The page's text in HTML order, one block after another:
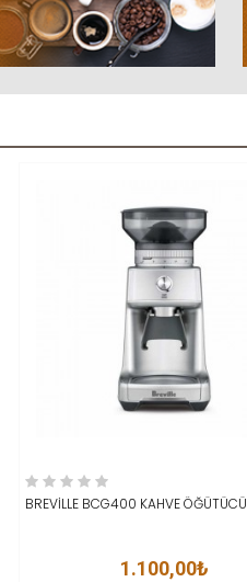
SEPETE EKLE
BREVİLLE BCG400 KAHVE ÖĞÜTÜCÜ
1.100,00₺